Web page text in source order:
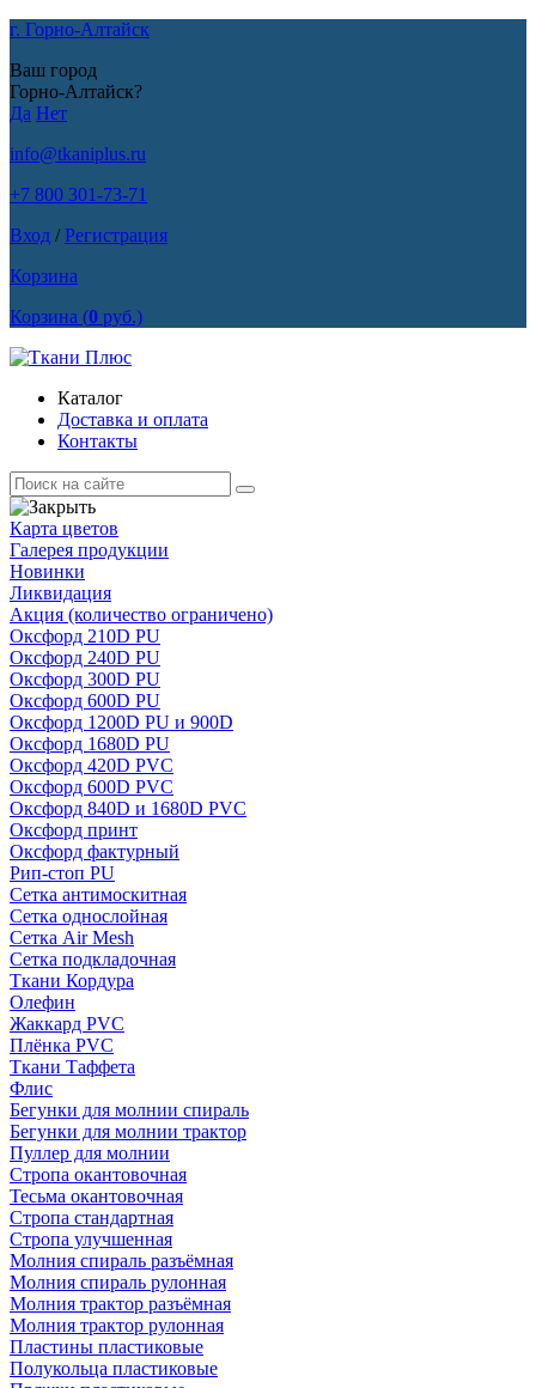
г. Горно-Алтайск
Ваш город
Горно-Алтайск?
Да Нет
info@tkaniplus.ru
+7 800 301-73-71
Вход /Регистрация
Корзина
Корзина (0 руб.)
Каталог
Доставка и оплата
Контакты
Карта цветов
Галерея продукции
Новинки
Ликвидация
Акция (количество ограничено)
Оксфорд 210D PU
Оксфорд 240D PU
Оксфорд 300D PU
Оксфорд 600D PU
Оксфорд 1200D PU и 900D
Оксфорд 1680D PU
Оксфорд 420D PVC
Оксфорд 600D PVC
Оксфорд 840D и 1680D PVC
Оксфорд принт
Оксфорд фактурный
Рип-стоп PU
Сетка антимоскитная
Сетка однослойная
Сетка Air Mesh
Сетка подкладочная
Ткани Кордура
Олефин
Жаккард PVC
Плёнка PVC
Ткани Таффета
Флис
Бегунки для молнии спираль
Бегунки для молнии трактор
Пуллер для молнии
Стропа окантовочная
Тесьма окантовочная
Стропа стандартная
Стропа улучшенная
Молния спираль разъёмная
Молния спираль рулонная
Молния трактор разъёмная
Молния трактор рулонная
Пластины пластиковые
Полукольца пластиковые